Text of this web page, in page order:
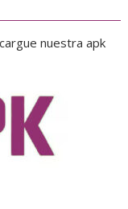
nuestra apk